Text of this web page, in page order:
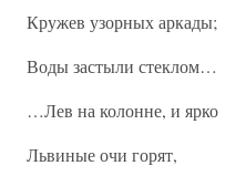
Кружев узорных аркады;
Воды застыли стеклом…
…Лев на колонне, и ярко
Львиные очи горят,